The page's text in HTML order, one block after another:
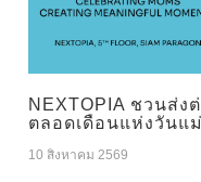
NEXTOPIA ชวนส่
ตลอดเดือนแห่งวันแม่
10 สิงหาคม 2569